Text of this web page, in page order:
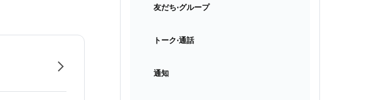
友だち⋅グループ
トーク⋅通話
通知